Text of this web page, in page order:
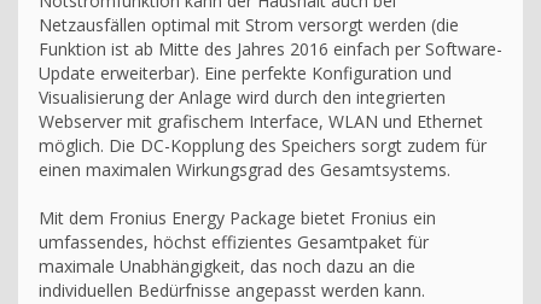
Netzausfällen optimal mit Strom versorgt werden (die
Funktion ist ab Mitte des Jahres 2016 einfach per Software-
Update erweiterbar). Eine perfekte Konfiguration und
Visualisierung der Anlage wird durch den integrierten
Webserver mit grafischem Interface, WLAN und Ethernet
möglich. Die DC-Kopplung des Speichers sorgt zudem für
einen maximalen Wirkungsgrad des Gesamtsystems.
Mit dem Fronius Energy Package bietet Fronius ein
umfassendes, höchst effizientes Gesamtpaket für
maximale Unabhängigkeit, das noch dazu an die
individuellen Bedürfnisse angepasst werden kann.